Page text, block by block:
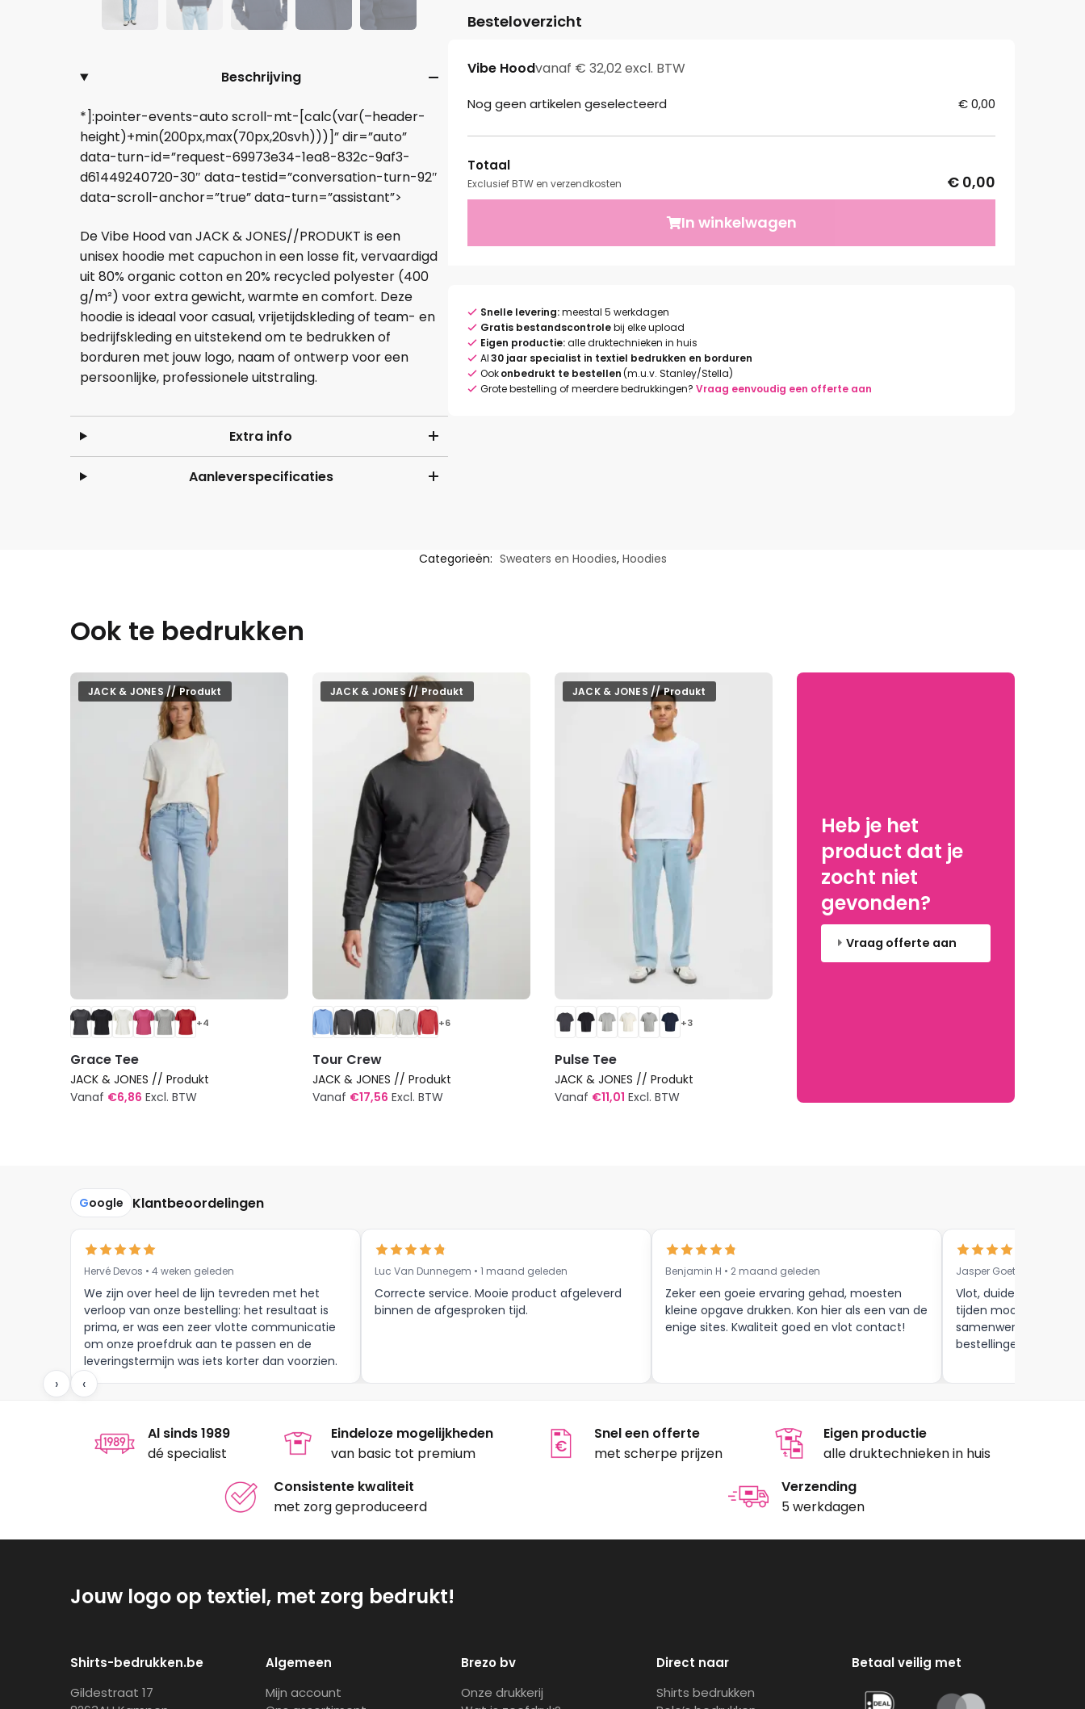
Beschrijving
*]:pointer-events-auto scroll-mt-[calc(var(–header-
height)+min(200px,max(70px,20svh)))]” dir=”auto”
data-turn-id=”request-69973e34-1ea8-832c-9af3-
d61449240720-30″ data-testid=”conversation-turn-92″
data-scroll-anchor=”true” data-turn=”assistant”>
De Vibe Hood van JACK & JONES//PRODUKT is een
unisex hoodie met capuchon in een losse fit, vervaardigd
uit 80% organic cotton en 20% recycled polyester (400
g/m²) voor extra gewicht, warmte en comfort. Deze
hoodie is ideaal voor casual, vrijetijdskleding of team- en
bedrijfskleding en uitstekend om te bedrukken of
borduren met jouw logo, naam of ontwerp voor een
persoonlijke, professionele uitstraling.
Extra info
Aanleverspecificaties
Besteloverzicht
Vibe Hoodvanaf € 32,02 excl. BTW
Nog geen artikelen geselecteerd € 0,00
Totaal
Exclusief BTW en verzendkosten
€ 0,00
In winkelwagen
Snelle levering:meestal 5 werkdagen
Gratis bestandscontrolebij elke upload
Eigen productie:alle druktechnieken in huis
Al30 jaar specialist in textiel bedrukken en borduren
Ookonbedrukt te bestellen(m.u.v. Stanley/Stella)
Grote bestelling of meerdere bedrukkingen? Vraag eenvoudig een offerte aan
Categorieën: Sweaters en Hoodies, Hoodies
Ook te bedrukken
JACK & JONES // Produkt
+4
Grace Tee
JACK & JONES // Produkt
Vanaf €6,86 Excl. BTW
meerdere
variaties.
Deze
optie
kan
gekozen
worden
op
de
productpagina
JACK & JONES // Produkt
+6
Tour Crew
JACK & JONES // Produkt
Vanaf €17,56 Excl. BTW
Deze
gekozen
worden
op
productpagina
JACK & JONES // Produkt
+3
Pulse Tee
JACK & JONES // Produkt
Vanaf €11,01 Excl. BTW
Deze
kan
gekozen
worden
Heb je het
product dat je
zocht niet
gevonden?
Vraag offerte aan
Google Klantbeoordelingen
Hervé Devos • 4 weken geleden
We zijn over heel de lijn tevreden met het
verloop van onze bestelling: het resultaat is
prima, er was een zeer vlotte communicatie
om onze proefdruk aan te passen en de
leveringstermijn was iets korter dan voorzien.
Meer moet dat niet zijn.
Luc Van Dunnegem • 1 maand geleden
Correcte service. Mooie product afgeleverd
binnen de afgesproken tijd.
Benjamin H • 2 maand geleden
Zeker een goeie ervaring gehad, moesten
kleine opgave drukken. Kon hier als een van de
enige sites. Kwaliteit goed en vlot contact!
Jasper Goethals • 9
Vlot, duidelijke
tijden mooie
samenwerking tot
bestellingen , zijn
‹
›
Al sinds 1989
dé specialist
Eindeloze mogelijkheden
van basic tot premium
Snel een offerte
met scherpe prijzen
Eigen productie
alle druktechnieken in huis
Consistente kwaliteit
met zorg geproduceerd
Verzending
5 werkdagen
Jouw logo op textiel, met zorg bedrukt!
Shirts-bedrukken.be
Gildestraat 17
Algemeen
Mijn account
Brezo bv
Onze drukkerij
Direct naar
Shirts bedrukken
Betaal veilig met